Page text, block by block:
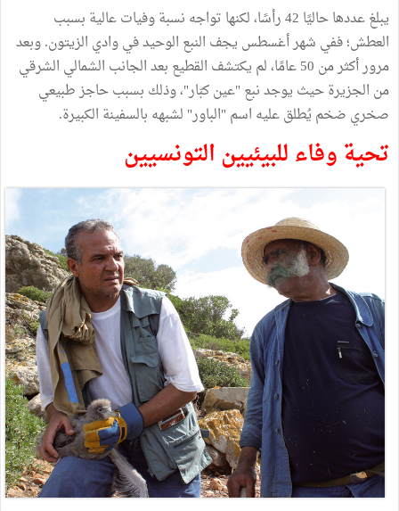
يبلغ عددها حاليًا 42 رأسًا، لكنها تواجه نسبة وفيات عالية بسبب
العطش؛ ففي شهر أغسطس يجف النبع الوحيد في وادي الزيتون. وبعد
مرور أكثر من 50 عامًا، لم يكتشف القطيع بعد الجانب الشمالي الشرقي
من الجزيرة حيث يوجد نبع "عين كبّار"، وذلك بسبب حاجز طبيعي
صخري ضخم يُطلق عليه اسم "الباور" لشبهه بالسفينة الكبيرة.
تحية وفاء للبيئيين التونسيين